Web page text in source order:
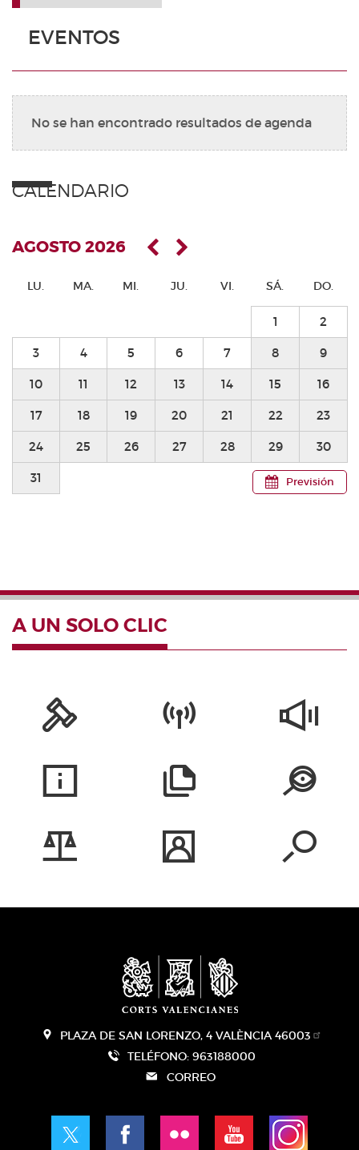
EVENTOS
No se han encontrado resultados de agenda
CALENDARIO
Previsión
AGOSTO 2026
LU. MA. MI. JU. VI. SÁ. DO.
1 2
3 4 5 6 7 8 9
10 11 12 13 14 15 16
17 18 19 20 21 22 23
24 25 26 27 28 29 30
31
A UN SOLO CLIC
PLAZA DE SAN LORENZO, 4 VALÈNCIA 46003
TELÉFONO: 963188000
CORREO